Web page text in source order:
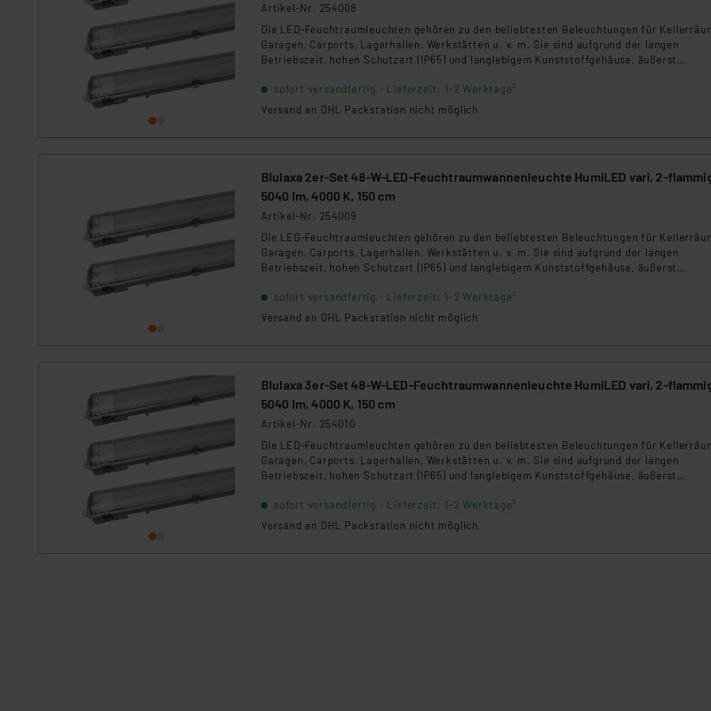
Impressum|Datenschutzerklärung
Artikel-Nr. 254008
Die LED-Feuchtraumleuchten gehören zu den beliebtesten Beleuchtungen für
Garagen, Carports, Lagerhallen, Werkstätten u. v. m. Sie sind aufgrund der langen
Betriebszeit, hohen Schutzart (IP65) und langlebigem Kunststoffgehäuse, äußerst
Leuchtstofflampen zahlreiche Vorteile. Zudem entlasten Sie dank LED-Technik Ihren
Geldbeutel.
sofort versandfertig - Lieferzeit: 1-2 Werktage²
Versand an DHL Packstation nicht möglich
Blulaxa 2er-Set 48-W-LED-Feuchtraumwannenleuchte HumiLED vari, 2-
5040 lm, 4000 K, 150 cm
Artikel-Nr. 254009
Die LED-Feuchtraumleuchten gehören zu den beliebtesten Beleuchtungen für
Garagen, Carports, Lagerhallen, Werkstätten u. v. m. Sie sind aufgrund der langen
Betriebszeit, hohen Schutzart (IP65) und langlebigem Kunststoffgehäuse, äußerst
Leuchtstofflampen zahlreiche Vorteile. Zudem entlasten Sie dank LED-Technik Ihren
Geldbeutel.
sofort versandfertig - Lieferzeit: 1-2 Werktage²
Versand an DHL Packstation nicht möglich
Blulaxa 3er-Set 48-W-LED-Feuchtraumwannenleuchte HumiLED vari, 2-
5040 lm, 4000 K, 150 cm
Artikel-Nr. 254010
Die LED-Feuchtraumleuchten gehören zu den beliebtesten Beleuchtungen für
Garagen, Carports, Lagerhallen, Werkstätten u. v. m. Sie sind aufgrund der langen
Betriebszeit, hohen Schutzart (IP65) und langlebigem Kunststoffgehäuse, äußerst
Leuchtstofflampen zahlreiche Vorteile. Zudem entlasten Sie dank LED-Technik Ihren
Geldbeutel.
sofort versandfertig - Lieferzeit: 1-2 Werktage²
Versand an DHL Packstation nicht möglich